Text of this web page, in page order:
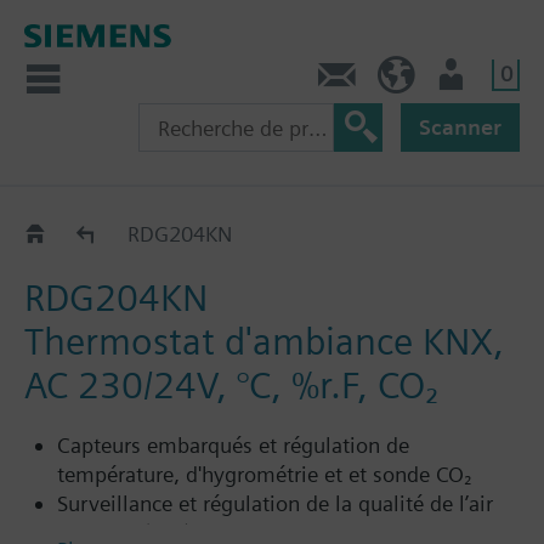
0
Scanner
RDG2..KNRDG204KN
RDG204KN
Thermostat d'ambiance KNX,
AC 230/24V, °C, %r.F, CO₂
Capteurs embarqués et régulation de
température, d'hygrométrie et et sonde CO₂
Surveillance et régulation de la qualité de l’air
ambiant (CO₂) via le clapet d’air frais